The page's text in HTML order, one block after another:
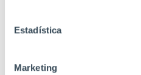
Estadística
Marketing